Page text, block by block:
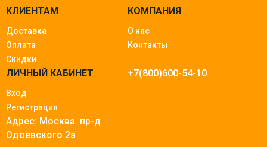
КЛИЕНТАМ
Доставка
Оплата
Скидки
КОМПАНИЯ
О нас
Контакты
ЛИЧНЫЙ КАБИНЕТ
Вход
Регистрация
+7(800)600-54-10
Адрес: Москва. пр-д
Одоевского 2а